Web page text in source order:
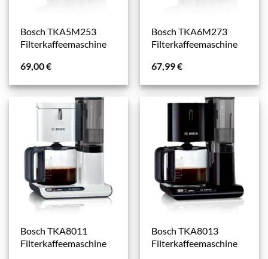
Bosch TKA5M253
Filterkaffeemaschine
69,00€
Bosch TKA6M273
Filterkaffeemaschine
67,99€
Bosch TKA8011
Filterkaffeemaschine
Bosch TKA8013
Filterkaffeemaschine